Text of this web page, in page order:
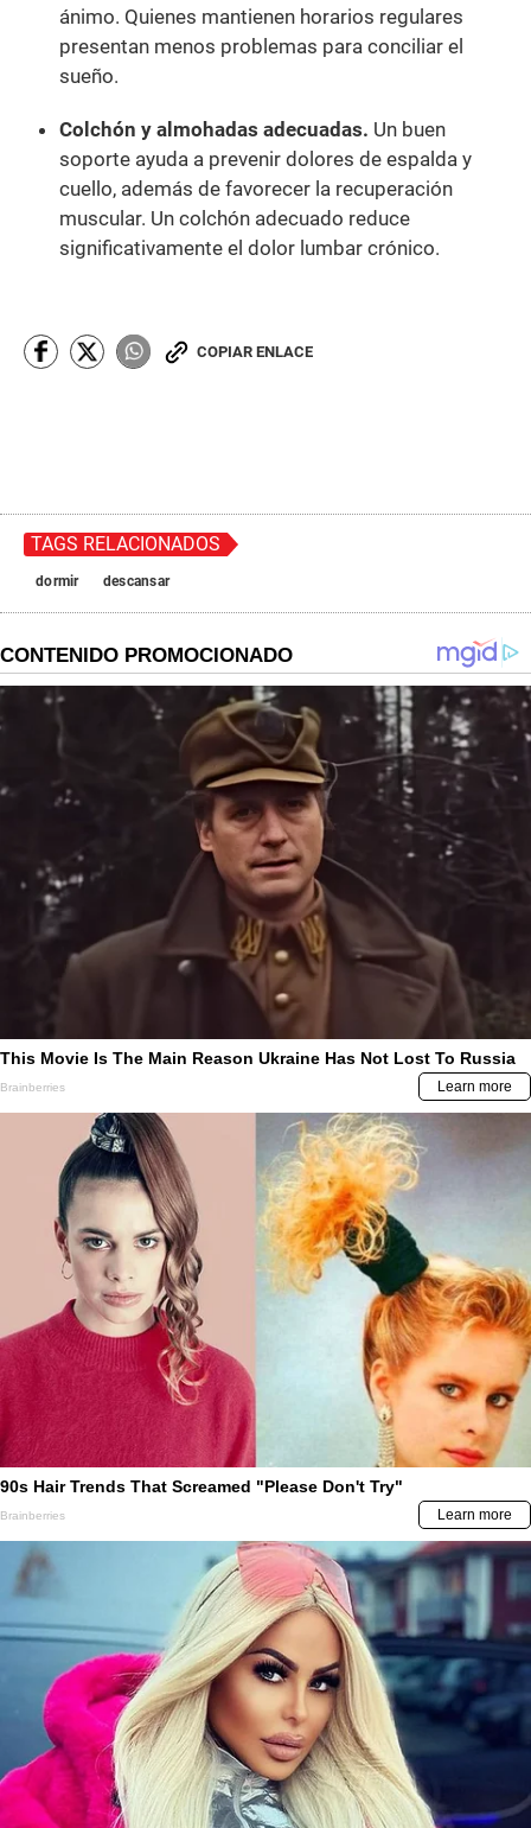
ánimo. Quienes mantienen horarios regulares
presentan menos problemas para conciliar el
sueño.
Colchón y almohadas adecuadas. Un buen
soporte ayuda a prevenir dolores de espalda y
cuello, además de favorecer la recuperación
muscular. Un colchón adecuado reduce
significativamente el dolor lumbar crónico.
COPIAR ENLACE
TAGS RELACIONADOS
dormir descansar